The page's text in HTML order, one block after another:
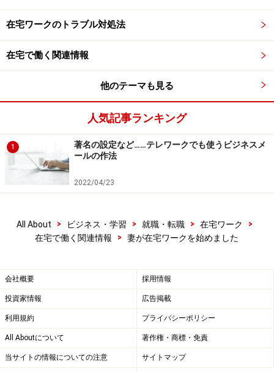
在宅ワークのトラブル対処法
在宅で働く関連情報
他のテーマも見る
人気記事ランキング
1
著名の設定など……テレワークでも使うビジネスメ
ールの作法
2022/04/23
All About > ビジネス・学習 > 就職・転職 > 在宅ワーク
>
在宅で働く関連情報
> 妻が在宅ワークを始めました
会社概要 採用情報
投資家情報 広告掲載
利用規約 プライバシーポリシー
All Aboutについて 著作権・商標・免責
当サイトの情報についての注意 サイトマップ